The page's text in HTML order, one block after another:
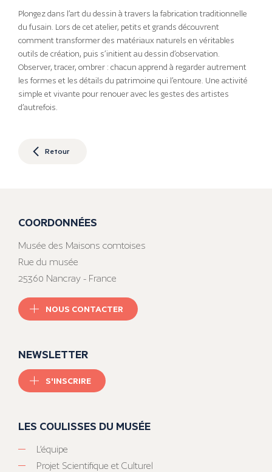
Plongez dans l’art du dessin à travers la fabrication traditionnelle
du fusain. Lors de cet atelier, petits et grands découvrent
comment transformer des matériaux naturels en véritables
outils de création, puis s’initient au dessin d’observation.
Observer, tracer, ombrer : chacun apprend à regarder autrement
les formes et les détails du patrimoine qui l’entoure. Une activité
simple et vivante pour renouer avec les gestes des artistes
d’autrefois.
Retour
COORDONNÉES
Musée des Maisons comtoises
Rue du musée
25360 Nancray - France
NOUS CONTACTER
NEWSLETTER
S'INSCRIRE
LES COULISSES DU MUSÉE
L’équipe
Projet Scientifique et Culturel